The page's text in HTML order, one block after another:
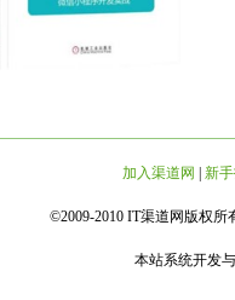
加入渠道网 新
©2009-2010 IT渠道网版权所
本站系统开发